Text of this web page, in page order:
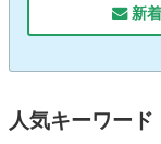
新
人気キーワード